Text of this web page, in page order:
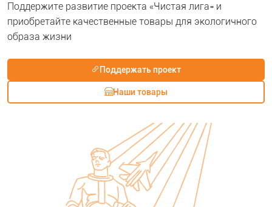
Поддержите развитие проекта «Чистая лига» и
приобретайте качественные товары для экологичного
образа жизни
Поддержать проект
Наши товары